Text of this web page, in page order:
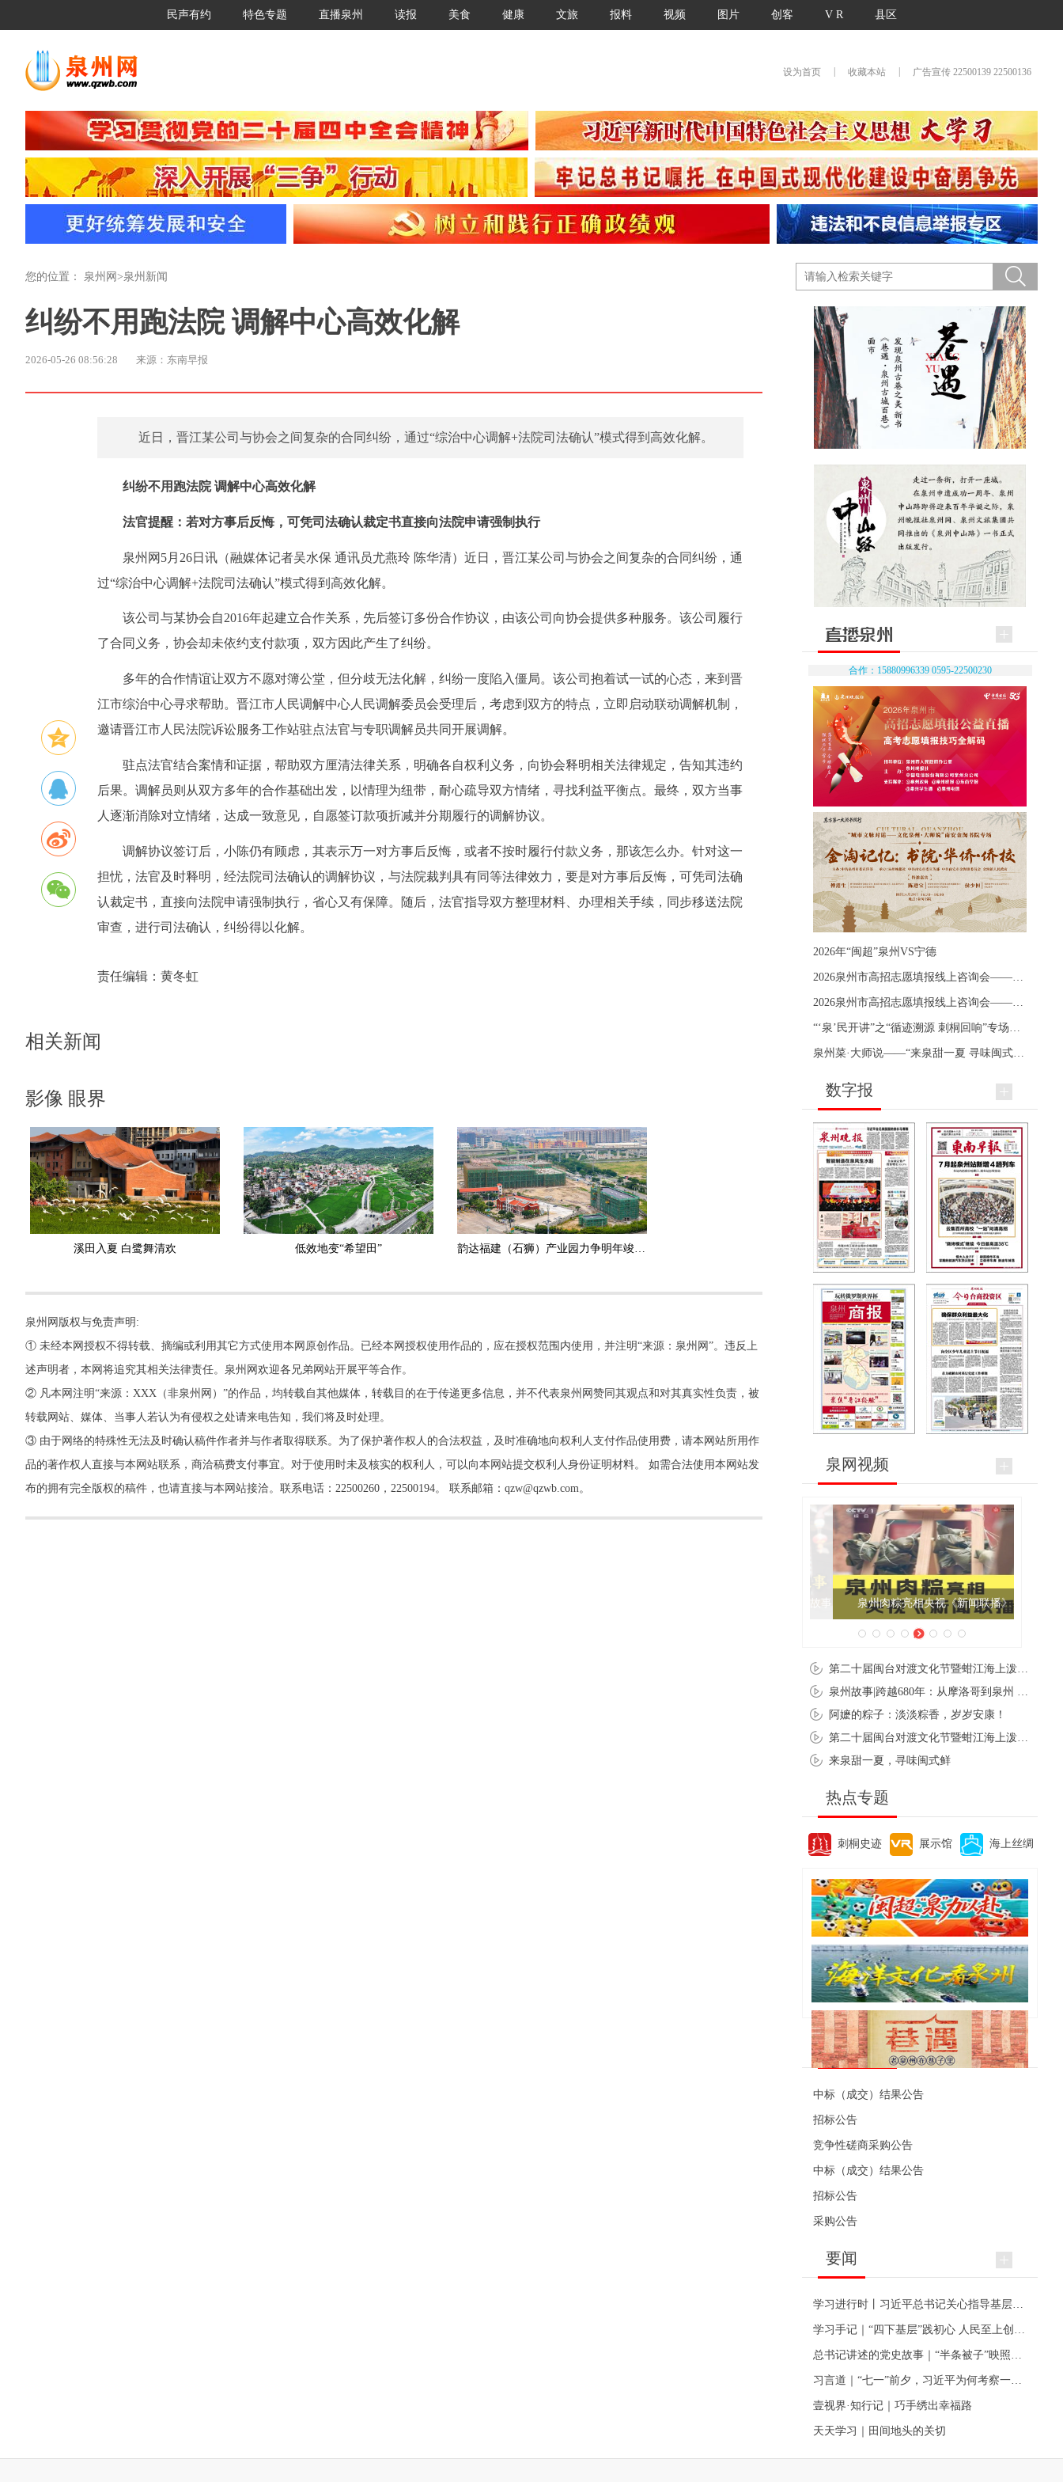
民声有约 特色专题 直播泉州 读报 美食 健康 文旅 报料 视频 图片 创客 V R 县区
设为首页 收藏本站 广告宣传 22500139 22500136
您的位置： 泉州网 >泉州新闻
纠纷不用跑法院 调解中心高效化解
2026-05-26 08:56:28 来源：东南早报
近日，晋江某公司与协会之间复杂的合同纠纷，通过“综治中心调解+法院司法确认”模式得到高效化解。
纠纷不用跑法院 调解中心高效化解
法官提醒：若对方事后反悔，可凭司法确认裁定书直接向法院申请强制执行
泉州网5月26日讯（融媒体记者吴水保 通讯员尤燕玲 陈华清）近日，晋江某公司与协会之间复杂的合同纠纷，通
过“综治中心调解+法院司法确认”模式得到高效化解。
该公司与某协会自2016年起建立合作关系，先后签订多份合作协议，由该公司向协会提供多种服务。该公司履行
了合同义务，协会却未依约支付款项，双方因此产生了纠纷。
多年的合作情谊让双方不愿对簿公堂，但分歧无法化解，纠纷一度陷入僵局。该公司抱着试一试的心态，来到晋
江市综治中心寻求帮助。晋江市人民调解中心人民调解委员会受理后，考虑到双方的特点，立即启动联动调解机制，
邀请晋江市人民法院诉讼服务工作站驻点法官与专职调解员共同开展调解。
驻点法官结合案情和证据，帮助双方厘清法律关系，明确各自权利义务，向协会释明相关法律规定，告知其违约
后果。调解员则从双方多年的合作基础出发，以情理为纽带，耐心疏导双方情绪，寻找利益平衡点。最终，双方当事
人逐渐消除对立情绪，达成一致意见，自愿签订款项折减并分期履行的调解协议。
调解协议签订后，小陈仍有顾虑，其表示万一对方事后反悔，或者不按时履行付款义务，那该怎么办。针对这一
担忧，法官及时释明，经法院司法确认的调解协议，与法院裁判具有同等法律效力，要是对方事后反悔，可凭司法确
认裁定书，直接向法院申请强制执行，省心又有保障。随后，法官指导双方整理材料、办理相关手续，同步移送法院
审查，进行司法确认，纠纷得以化解。
责任编辑： 黄冬虹
相关新闻
影像 眼界
溪田入夏 白鹭舞清欢 低效地变“希望田”
泉州网版权与免责声明:
① 未经本网授权不得转载、摘编或利用其它方式使用本网原创作品。已经本网授权使用作品的，应在授权范围内使用，并注明“来源：泉州网”。违反上
述声明者，本网将追究其相关法律责任。泉州网欢迎各兄弟网站开展平等合作。
② 凡本网注明“来源：XXX（非泉州网）”的作品，均转载自其他媒体，转载目的在于传递更多信息，并不代表泉州网赞同其观点和对其真实性负责，被
转载网站、媒体、当事人若认为有侵权之处请来电告知，我们将及时处理。
③ 由于网络的特殊性无法及时确认稿件作者并与作者取得联系。为了保护著作权人的合法权益，及时准确地向权利人支付作品使用费，请本网站所用作
品的著作权人直接与本网站联系，商洽稿费支付事宜。对于使用时未及核实的权利人，可以向本网站提交权利人身份证明材料。 如需合法使用本网站发
布的拥有完全版权的稿件，也请直接与本网站接洽。联系电话：22500260，22500194。 联系邮箱：qzw@qzwb.com。
合作：15880996339 0595-22500230
2026年“闽超”泉州VS宁德
数字报
泉网视频
泉州肉粽亮相央视《新闻联播》
阿嬷的粽子：淡淡粽香，岁岁安康！
来泉甜一夏，寻味闽式鲜
热点专题
刺桐史迹 展示馆 海上丝绸
便民资讯
中标（成交）结果公告
招标公告
竞争性磋商采购公告
中标（成交）结果公告
招标公告
采购公告
要闻
壹视界·知行记｜巧手绣出幸福路
天天学习｜田间地头的关切